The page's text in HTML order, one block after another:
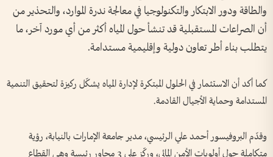
والطاقة ودور الابتكار والتكنولوجيا في معالجة ندرة الموارد، والتحذير من
أن الصراعات المستقبلية قد تنشأ حول المياه أكثر من أي مورد آخر، ما
يتطلب بناء أطر تعاون دولية وإقليمية مستدامة.
كما أكد أن الاستثمار في الحلول المبتكرة لإدارة المياه يشكّل ركيزة لتحقيق التنمية
المستدامة وحماية الأجيال القادمة.
وقدّم البروفيسور أحمد علي الرئيسي، مدير جامعة الإمارات بالنيابة، رؤية
متكاملة حول أولويات الأمن المائي، وركّز على 3 محاور رئيسة وهي القطاع